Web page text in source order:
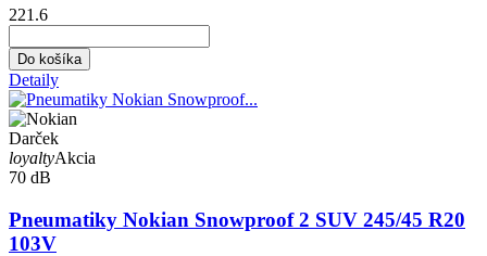
221.6
Do košíka
Detaily
Darček
loyaltyAkcia
70 dB
Pneumatiky Nokian Snowproof 2 SUV 245/45 R20
103V